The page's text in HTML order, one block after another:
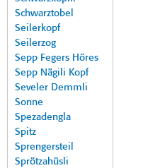
Schwarztobel
Seilerkopf
Seilerzog
Sepp Fegers Höres
Sepp Nägili Kopf
Seveler Demmli
Sonne
Spezadengla
Spitz
Sprengersteil
Sprötzahüsli